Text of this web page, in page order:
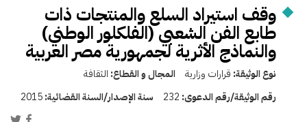
وقف استيراد السلع والمنتجات ذات
طابع الفن الشعبي (الفلكلور الوطني)
والنماذج الأثرية لجمهورية مصر العربية
نوع الوثيقة: قرارات وزارية المجال و القطاع: الثقافة
رقم الوثيقة/رقم الدعوى: 232 سنة الإصدار/السنة القضائية:2015